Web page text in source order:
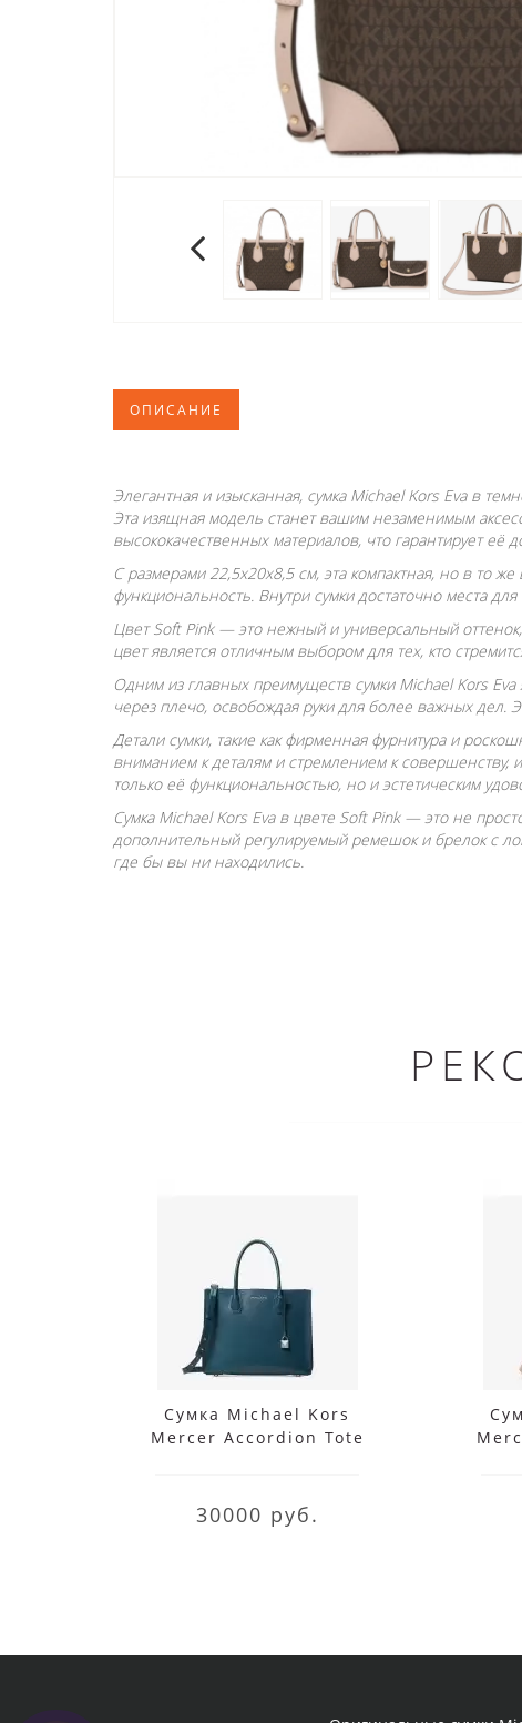
ОПИСАНИЕ
Элегантная и изысканная, сумка Michael Kors Eva в
Эта изящная модель станет вашим незаменимым
высококачественных материалов, что гарантирует её
С размерами 22,5x20x8,5 см, эта компактная, но в то
функциональность. Внутри сумки достаточно места
Цвет Soft Pink — это нежный и универсальный оттенок,
цвет является отличным выбором для тех, кто
Одним из главных преимуществ сумки Michael Kors
через плечо, освобождая руки для более важных
Детали сумки, такие как фирменная фурнитура и
вниманием к деталям и стремлением к совершенству,
только её функциональностью, но и эстетическим
Сумка Michael Kors Eva в цвете Soft Pink — это не
дополнительный регулируемый ремешок и брелок с
где бы вы ни находились.
Сумка Michael Kors
Mercer Accordion Tote
30000 руб.